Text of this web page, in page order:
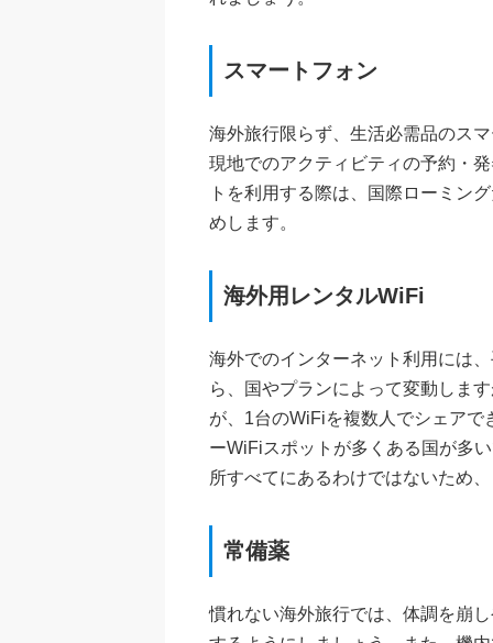
スマートフォン
海外旅行限らず、生活必需品のス
現地でのアクティビティの予約・
トを利用する際は、国際ローミン
めします。
海外用レンタルWiFi
海外でのインターネット利用には
ら、国やプランによって変動しま
が、1台のWiFiを複数人でシェア
ーWiFiスポットが多くある国が多
所すべてにあるわけではないため
常備薬
慣れない海外旅行では、体調を崩